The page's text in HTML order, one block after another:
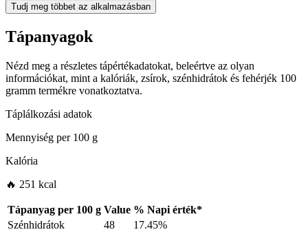
Tudj meg többet az alkalmazásban
Tápanyagok
Nézd meg a részletes tápértékadatokat, beleértve az olyan
információkat, mint a kalóriák, zsírok, szénhidrátok és fehérjék 100
gramm termékre vonatkoztatva.
Táplálkozási adatok
Mennyiség per100 g
Kalória
🔥 251 kcal
Tápanyag per 100 g Value % Napi érték*
Szénhidrátok
48
17.45%